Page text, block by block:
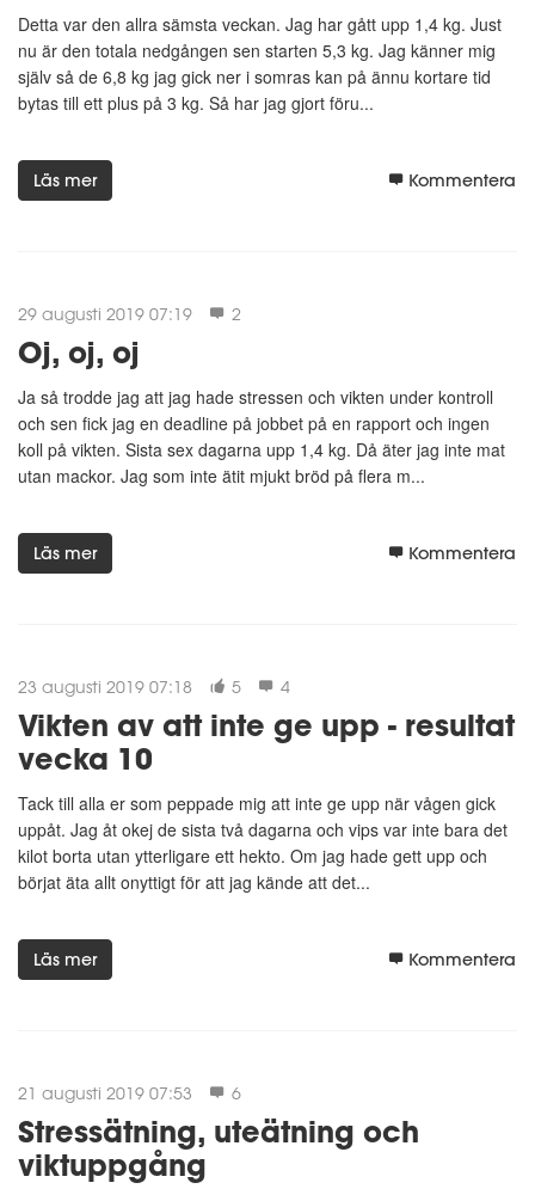
Detta var den allra sämsta veckan. Jag har gått upp 1,4 kg. Just
nu är den totala nedgången sen starten 5,3 kg. Jag känner mig
själv så de 6,8 kg jag gick ner i somras kan på ännu kortare tid
bytas till ett plus på 3 kg. Så har jag gjort föru...
Läs mer Kommentera
29 augusti 2019 07:19 2
Oj, oj, oj
Ja så trodde jag att jag hade stressen och vikten under kontroll
och sen fick jag en deadline på jobbet på en rapport och ingen
koll på vikten. Sista sex dagarna upp 1,4 kg. Då äter jag inte mat
utan mackor. Jag som inte ätit mjukt bröd på flera m...
Läs mer Kommentera
23 augusti 2019 07:18 5 4
Vikten av att inte ge upp - resultat
vecka 10
Tack till alla er som peppade mig att inte ge upp när vågen gick
uppåt. Jag åt okej de sista två dagarna och vips var inte bara det
kilot borta utan ytterligare ett hekto. Om jag hade gett upp och
börjat äta allt onyttigt för att jag kände att det...
Läs mer Kommentera
21 augusti 2019 07:53 6
Stressätning, uteätning och
viktuppgång